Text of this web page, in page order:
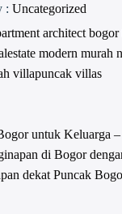
: Uncategorized
architect bogor
modern murah
villapuncak villas
untuk Keluarga
di Bogor
dekat Puncak